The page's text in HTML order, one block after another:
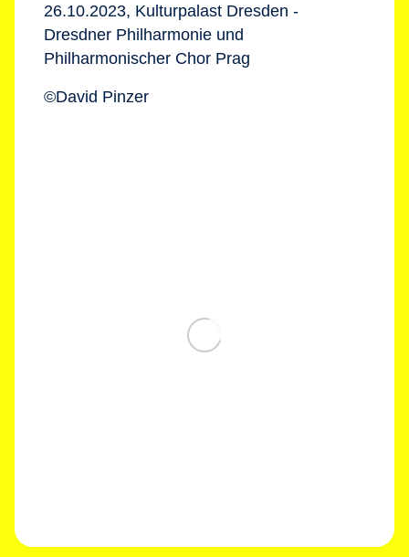
26.10.2023, Kulturpalast Dresden -
Dresdner Philharmonie und
Philharmonischer Chor Prag
©David Pinzer